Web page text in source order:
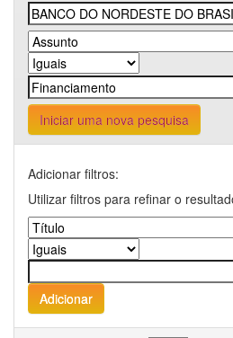
Iniciar uma nova pesquisa
Adicionar filtros:
Utilizar filtros para refinar o